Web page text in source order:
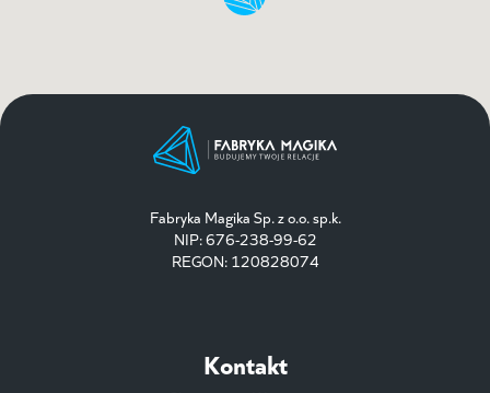
Fabryka Magika Sp. z o.o. sp.k.
NIP: 676-238-99-62
REGON: 120828074
Kontakt